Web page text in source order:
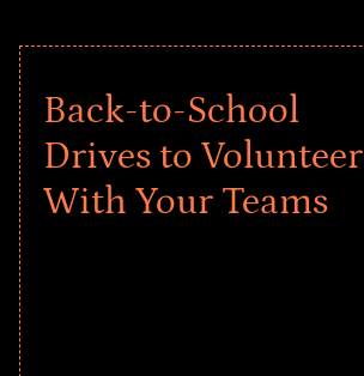
Back-to-School
Drives to Volunteer
With Your Teams